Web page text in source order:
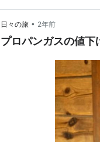
日々の旅 • 2年前
プロパンガスの値下